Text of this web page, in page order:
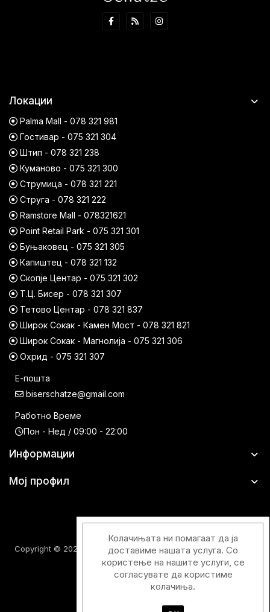
Локации
Palma Mall - 078 321 981
Гостивар - 075 321 304
Штип - 078 321 238
Куманово - 075 321 300
Струмица - 078 321 221
Струга - 078 321 222
Ramstore Mall - 078321621
Point Retail Park - 075 321 301
Буњаковец - 075 321 305
Капиштец - 078 321 132
Скопје Центар - 075 321 302
Т.Ц. Бисер - 078 321 307
Тетово Центар - 078 321 837
Широк Сокак - Камен Мост - 078 321 821
Широк Сокак - Магнолија - 075 321 306
Охрид - 075 321 307
Е-пошта
biserschatze@gmail.com
Работно Време
Пон - Нед / 09:00 - 22:00
Информации
Мој профил
Copyright © 2026 Шатци Парфимерии. Сите права задржани.
Колачињата ни помагаат да ја
доставиме нашата услуга. Со
користење на нашите услуги, се
согласувате да користиме
колачиња.